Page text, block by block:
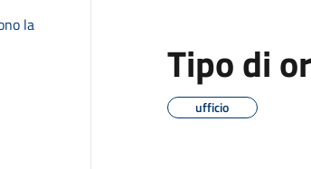
la
Tipo di
ufficio